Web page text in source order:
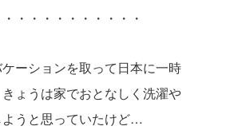
・・・・・・・・・・
ーションを取って日本に一時
ょうは家でおとなしく洗濯や
うと思っていたけど…